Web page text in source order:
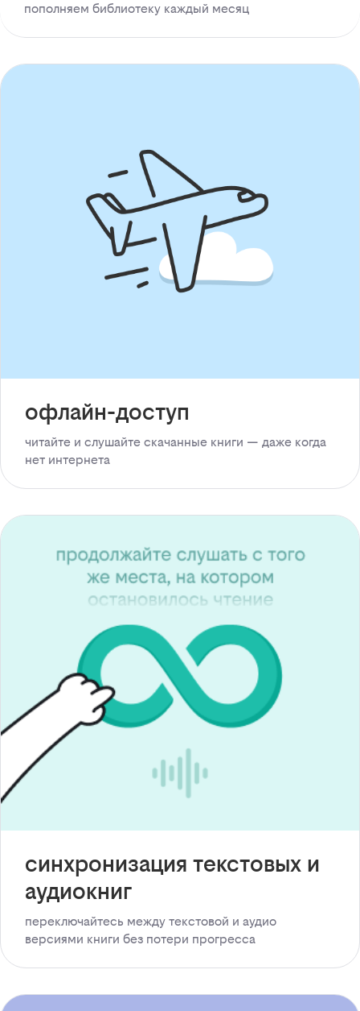
пополняем библиотеку каждый месяц
офлайн-доступ
читайте и слушайте скачанные книги — даже когда
нет интернета
синхронизация текстовых и
аудиокниг
переключайтесь между текстовой и аудио
версиями книги без потери прогресса